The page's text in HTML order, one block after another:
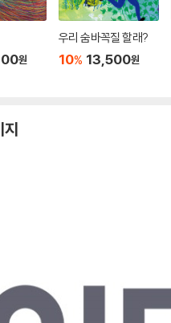
원
우리 숨바꼭질 할래?
10% 13,500원
지